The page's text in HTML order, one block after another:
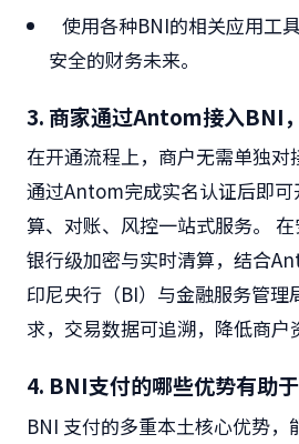
使用各种BNI的相关应用工
安全的财务未来。
3. 商家通过Antom接入BNI
在开通流程上，商户无需单独对
通过Antom完成实名认证后即
算、对账、风控一站式服务。
银行级加密与实时清算，结合
印尼央行（BI）与金融服务管理
求，交易数据可追溯，降低商户
4. BNI支付的哪些优势有助
BNI 支付的多重本土核心优势，